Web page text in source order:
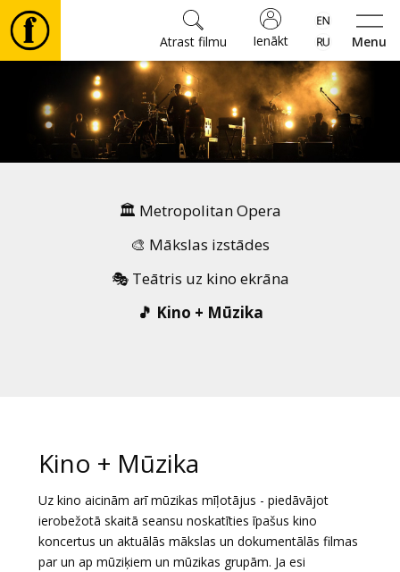
Menu
Ienākt
Atrast filmu
Filmas
🎵
Uzkodas
B2B
🏛️ Metropolitan Opera
🎨 Mākslas izstādes
🎭 Teātris uz kino ekrāna
🎵 Kino + Mūzika
Kino + Mūzika
Uz kino aicinām arī mūzikas mīļotājus - piedāvājot
ierobežotā skaitā seansu noskatīties īpašus kino
koncertus un aktuālās mākslas un dokumentālās filmas
par un ap mūziķiem un mūzikas grupām. Ja esi